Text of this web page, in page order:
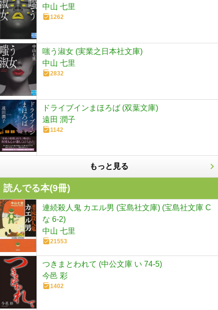
中山 七里
1262
嗤う淑女 (実業之日本社文庫)
中山 七里
2832
ドライブインまほろば (双葉文庫)
遠田 潤子
1142
もっと見る
読んでる本(9冊)
連続殺人鬼 カエル男 (宝島社文庫) (宝島社文庫 C
な 6-2)
中山 七里
21553
つきまとわれて (中公文庫 い 74-5)
今邑 彩
1402